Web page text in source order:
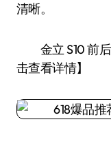
清晰。
金立 S10 前后
击查看详情】